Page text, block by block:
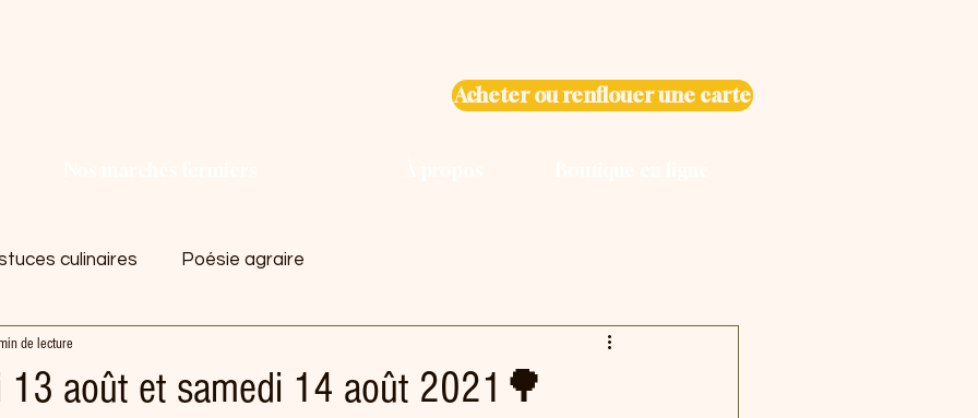
Acheter ou renflouer une carte
culinaires Poésie agraire
août et samedi 14 août 2021🌳
de lecture